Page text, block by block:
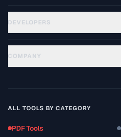
DEVELOPERS
COMPANY
ALL TOOLS BY CATEGORY
PDF Tools